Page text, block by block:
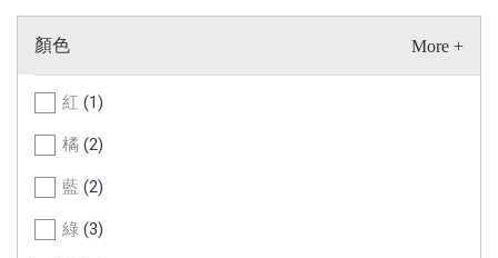
顏色
紅 (1)
橘 (2)
藍 (2)
綠 (3)